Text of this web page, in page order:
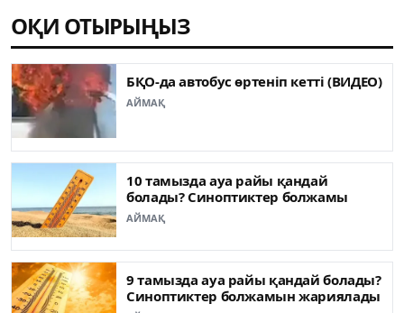
ОҚИ ОТЫРЫҢЫЗ
БҚО-да автобус өртеніп кетті (ВИДЕО)
АЙМАҚ
10 тамызда ауа райы қандай
болады? Синоптиктер болжамы
АЙМАҚ
9 тамызда ауа райы қандай болады?
Синоптиктер болжамын жариялады